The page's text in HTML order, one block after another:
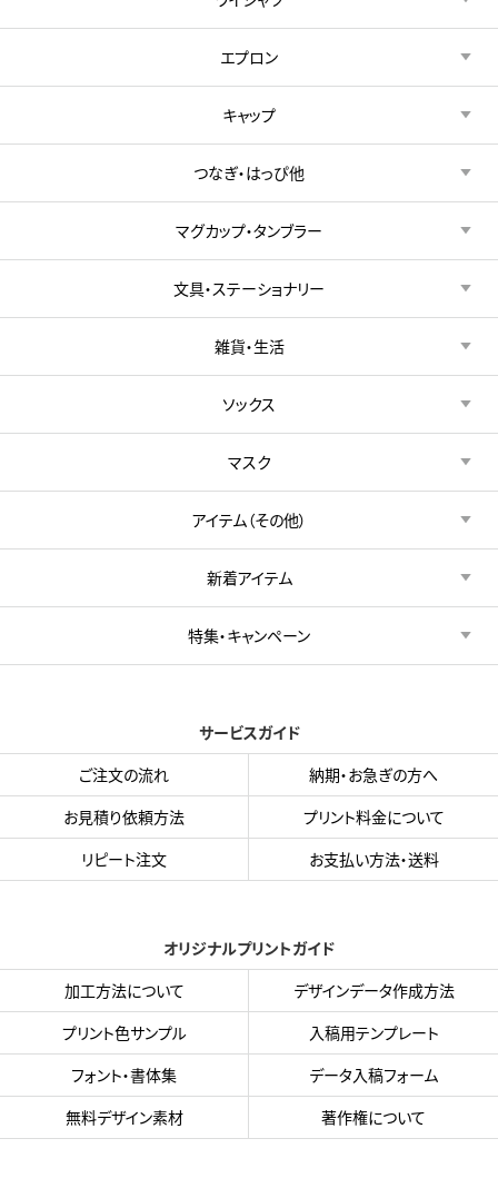
エプロン
キャップ
つなぎ・はっぴ他
マグカップ・タンブラー
文具・ステーショナリー
雑貨・生活
ソックス
マスク
アイテム（その他）
新着アイテム
特集・キャンペーン
サービスガイド
ご注文の流れ
納期・お急ぎの方へ
お見積り依頼方法
プリント料金について
リピート注文
お支払い方法・送料
オリジナルプリントガイド
加工方法について
デザインデータ作成方法
プリント色サンプル
入稿用テンプレート
フォント・書体集
データ入稿フォーム
無料デザイン素材
著作権について